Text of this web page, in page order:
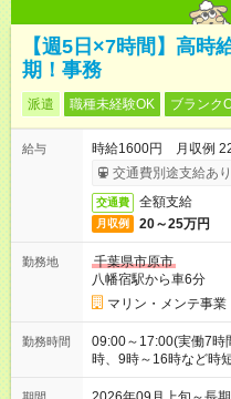
【週5日×7時間】高時
期！事務
派遣 職種未経験OK ブランク
給与
時給1600円 月収例
交通費別途支給あり
交通費 全額支給
月収例 20～25万円
勤務地
千葉県市原市
八幡宿駅から車6分
マリン・メンテ事業
勤務時間
09:00～17:00(実働7
時、9時～16時など時